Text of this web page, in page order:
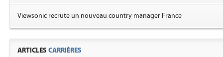
Viewsonic recrute un nouveau country manager France
ARTICLES CARRIÈRES